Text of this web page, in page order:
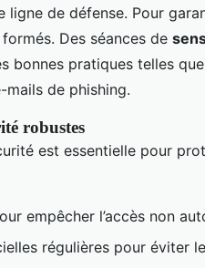
ligne de défense. Pour
Des séances de
bonnes pratiques telles
de phishing.
robustes
est essentielle pour
empêcher l’accès non
régulières pour éviter